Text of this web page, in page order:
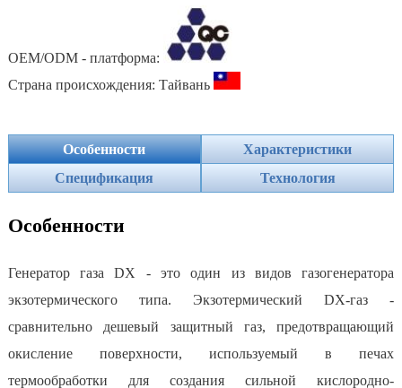
OEM/ODM - платформа:
Страна происхождения: Тайвань
Особенности
Характеристики
Спецификация
Технология
Особенности
Генератор газа DX - это один из видов газогенератора
экзотермического типа. Экзотермический DX-газ -
сравнительно дешевый защитный газ, предотвращающий
окисление поверхности, используемый в печах
термообработки для создания сильной кислородно-